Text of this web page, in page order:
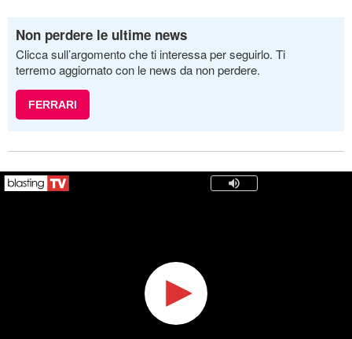
Non perdere le ultime news
Clicca sull’argomento che ti interessa per seguirlo. Ti
terremo aggiornato con le news da non perdere.
FERRARI